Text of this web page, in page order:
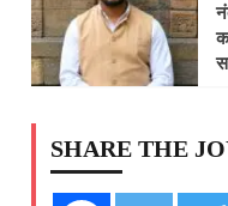
SHARE THE